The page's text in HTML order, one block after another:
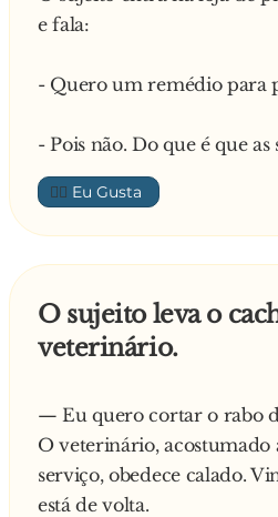
e fala:
- Quero um remédio para
- Pois não. Do que é que
👍🏼
O sujeito leva o
veterinário.
— Eu quero cortar o rabo
O veterinário, acostumado
serviço, obedece calado.
está de volta.